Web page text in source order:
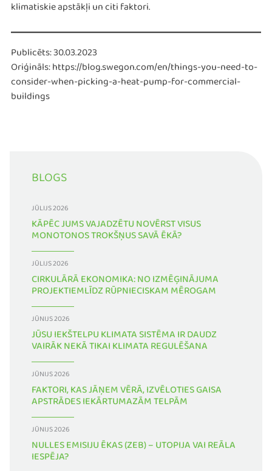
BLOGS
JŪLIJS 2026
KĀPĒC JUMS VAJADZĒTU NOVĒRST VISUS
MONOTONOS TROKŠŅUS SAVĀ ĒKĀ?
JŪLIJS 2026
CIRKULĀRĀ EKONOMIKA: NO IZMĒĢINĀJUMA
PROJEKTIEMLĪDZ RŪPNIECISKAM MĒROGAM
JŪNIJS 2026
JŪSU IEKŠTELPU KLIMATA SISTĒMA IR DAUDZ
VAIRĀK NEKĀ TIKAI KLIMATA REGULĒŠANA
JŪNIJS 2026
FAKTORI, KAS JĀŅEM VĒRĀ, IZVĒLOTIES GAISA
APSTRĀDES IEKĀRTUMAZĀM TELPĀM
JŪNIJS 2026
NULLES EMISIJU ĒKAS (ZEB) – UTOPIJA VAI REĀLA
IESPĒJA?
klimatiskie apstākļi un citi faktori.
Publicēts: 30.03.2023
Oriģināls: https://blog.swegon.com/en/things-you-need-to-
consider-when-picking-a-heat-pump-for-commercial-
buildings